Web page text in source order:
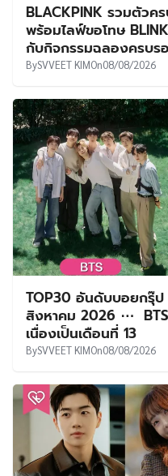
BLACKPINK รวมตัว
พร้อมไลฟ์ขอโทษ
กับกิจกรรมฉลองครบร
BySVVEET KIMOn08/08/2026
TOP30 อันดับบอยกรุ๊ป
สิงหาคม 2026 ⋯
เนื่องเป็นเดือนที่ 13
BySVVEET KIMOn08/08/2026